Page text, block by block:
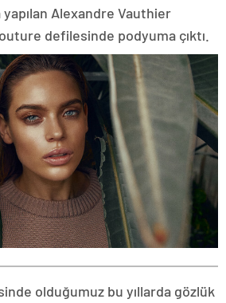
yapılan Alexandre Vauthier
defilesinde podyuma çıktı.
olduğumuz bu yıllarda gözlük